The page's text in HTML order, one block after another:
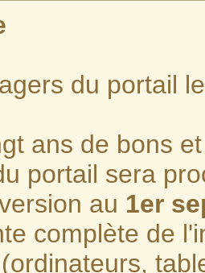
du portail
ans de bons
portail sera
au 1er
complète de